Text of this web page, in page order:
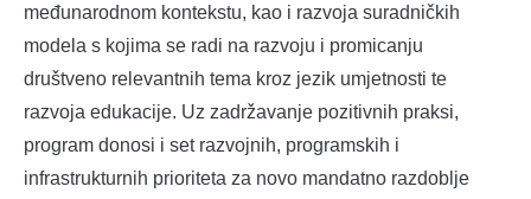
međunarodnom kontekstu, kao i razvoja suradničkih
modela s kojima se radi na razvoju i promicanju
društveno relevantnih tema kroz jezik umjetnosti te
razvoja edukacije. Uz zadržavanje pozitivnih praksi,
program donosi i set razvojnih, programskih i
infrastrukturnih prioriteta za novo mandatno razdoblje